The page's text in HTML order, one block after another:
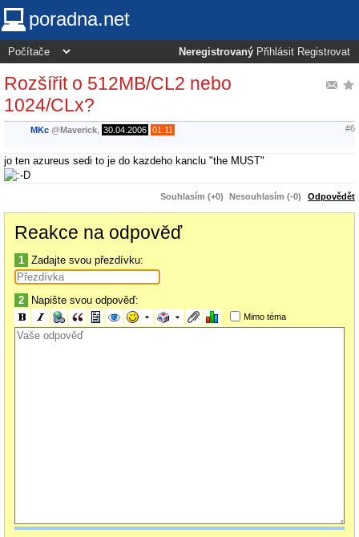
poradna.net
Neregistrovaný Přihlásit Registrovat
Rozšířit o 512MB/CL2 nebo
1024/CLx?
MKc @Maverick 30.04.2006 01:11 #6
jo ten azureus sedi to je do kazdeho kanclu "the MUST"
Souhlasím (+0) Nesouhlasím (-0) Odpovědět
Reakce na odpověď
1 Zadajte svou přezdívku:
2 Napište svou odpověď:
Mimo téma